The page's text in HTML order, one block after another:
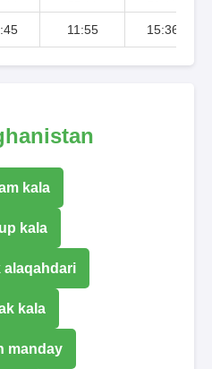
11:55 15:36
kala
kala
alaqahdari
kala
manday